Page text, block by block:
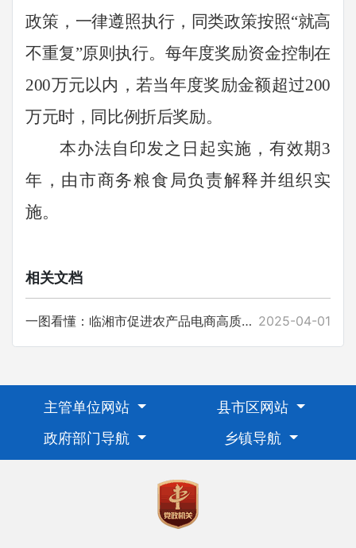
政策，一律遵照执行，同类政策按照“就高
不重复”原则执行。每年度奖励资金控制在
200万元以内，若当年度奖励金额超过200
万元时，同比例折后奖励。
本办法自印发之日起实施，有效期3
年，由市商务粮食局负责解释并组织实
施。
相关文档
一图看懂：临湘市促进农产品电商高质量发展的奖励办法的通知 2025-04-01
主管单位网站
县市区网站
政府部门导航
乡镇导航